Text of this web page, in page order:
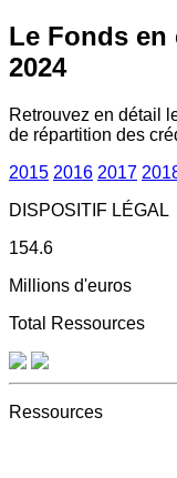
Le Fonds en
2024
Retrouvez en détail
de répartition des
2015 2016 2017
DISPOSITIF LÉGAL
154.6
Millions d'euros
Total Ressources
Ressources